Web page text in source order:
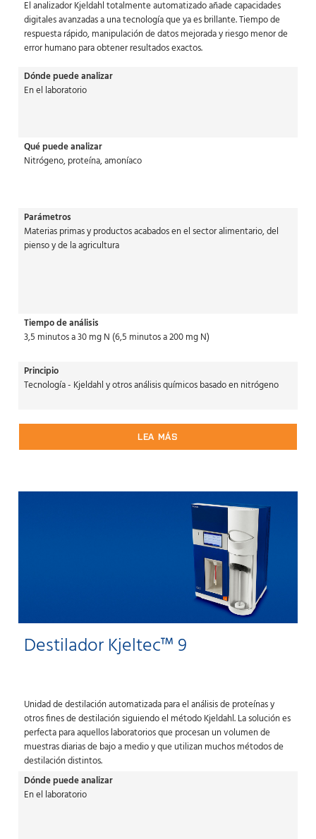
El analizador Kjeldahl totalmente automatizado añade capacidades
digitales avanzadas a una tecnología que ya es brillante. Tiempo de
respuesta rápido, manipulación de datos mejorada y riesgo menor de
error humano para obtener resultados exactos.
Dónde puede analizar
En el laboratorio
Qué puede analizar
Nitrógeno, proteína, amoníaco
Parámetros
Materias primas y productos acabados en el sector alimentario, del
pienso y de la agricultura
Tiempo de análisis
3,5 minutos a 30 mg N (6,5 minutos a 200 mg N)
Principio
Tecnología - Kjeldahl y otros análisis químicos basado en nitrógeno
LEA MÁS
Destilador Kjeltec™ 9
Unidad de destilación automatizada para el análisis de proteínas y
otros fines de destilación siguiendo el método Kjeldahl. La solución es
perfecta para aquellos laboratorios que procesan un volumen de
muestras diarias de bajo a medio y que utilizan muchos métodos de
destilación distintos.
Dónde puede analizar
En el laboratorio